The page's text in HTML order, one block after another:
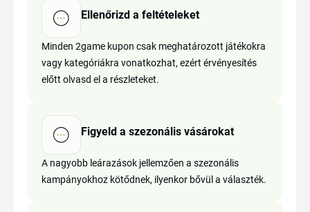
Ellenőrizd a feltételeket
Minden 2game kupon csak meghatározott játékokra
vagy kategóriákra vonatkozhat, ezért érvényesítés
előtt olvasd el a részleteket.
Figyeld a szezonális vásárokat
A nagyobb leárazások jellemzően a szezonális
kampányokhoz kötődnek, ilyenkor bővül a választék.